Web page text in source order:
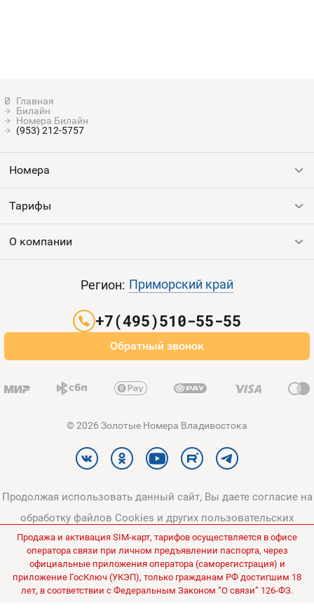
Билайн
Номера Билайн
(953) 212-5757
Номера
Все номера
Тарифы
Выгодные тарифы
О компании
Оплата и доставка
Регион: Приморский край
+7(495)510-55-55
Обратный звонок
© 2026 Золотые Номера Владивостока
Продолжая использовать данный сайт, Вы даете согласие на
обработку файлов Cookies и других пользовательских
данных, в соответствии сПолитикой конфиденциальности
Политикой в отношении обработки персональных данных
Все цены на сайте указаны без НДС.
Продажа и активация SIM-карт, тарифов осуществляется в офисе
оператора связи при личном предъявлении паспорта, через
официальные приложения оператора (саморегистрация) и
приложение ГосКлюч (УКЭП), только гражданам РФ достигшим 18
лет, в соответствии с Федеральным Законом “О связи” 126-ФЗ.